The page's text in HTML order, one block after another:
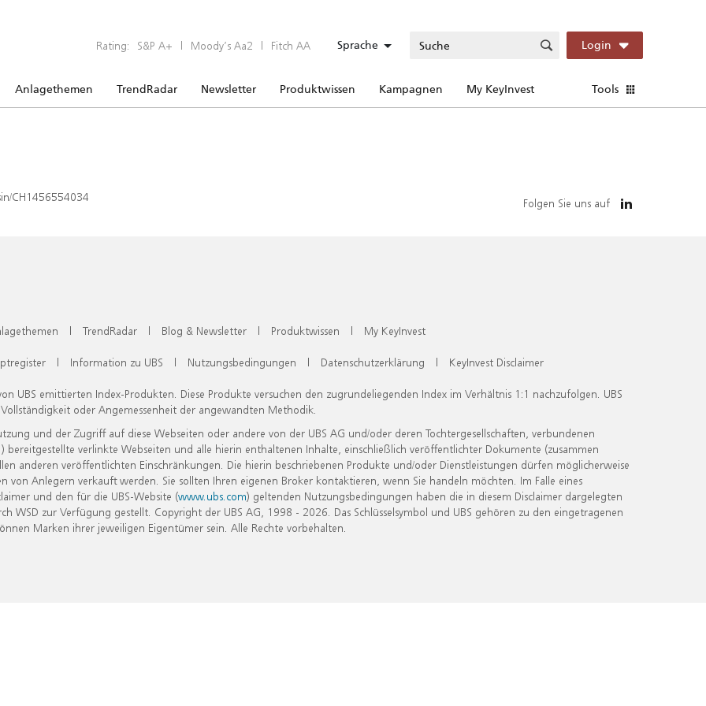
Rating: S&P A+ | Moody’s Aa2 | Fitch AA Sprache Login
Anlagethemen TrendRadar Newsletter Produktwissen Kampagnen My KeyInvest Tools
CH1456554034 Folgen Sie uns auf
| TrendRadar | Blog & Newsletter | Produktwissen | My KeyInvest
| Information zu UBS | Nutzungsbedingungen | Datenschutzerklärung | KeyInvest Disclaimer
UBS emittierten Index-Produkten. Diese Produkte versuchen den zugrundeliegenden Index im Verhältnis 1:1 nachzufolgen. UBS
oder Angemessenheit der angewandten Methodik.
und der Zugriff auf diese Webseiten oder andere von der UBS AG und/oder deren Tochtergesellschaften, verbundenen
verlinkte Webseiten und alle hierin enthaltenen Inhalte, einschließlich veröffentlichter Dokumente (zusammen
anderen veröffentlichten Einschränkungen. Die hierin beschriebenen Produkte und/oder Dienstleistungen dürfen möglicherweise
Anlegern verkauft werden. Sie sollten Ihren eigenen Broker kontaktieren, wenn Sie handeln möchten. Im Falle eines
und den für die UBS-Website (www.ubs.com) geltenden Nutzungsbedingungen haben die in diesem Disclaimer dargelegten
zur Verfügung gestellt. Copyright der UBS AG, 1998 - 2026. Das Schlüsselsymbol und UBS gehören zu den eingetragenen
Marken ihrer jeweiligen Eigentümer sein. Alle Rechte vorbehalten.